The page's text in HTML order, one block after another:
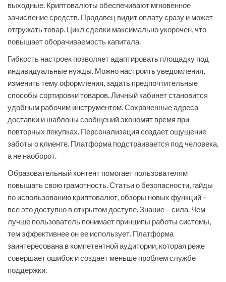
выходные. Криптовалюты обеспечивают мгновенное
зачисление средств. Продавец видит оплату сразу и может
отгружать товар. Цикл сделки максимально укорочен, что
повышает оборачиваемость капитала.
Гибкость настроек позволяет адаптировать площадку под
индивидуальные нужды. Можно настроить уведомления,
изменить тему оформления, задать предпочтительные
способы сортировки товаров. Личный кабинет становится
удобным рабочим инструментом. Сохраненные адреса
доставки и шаблоны сообщений экономят время при
повторных покупках. Персонализация создает ощущение
заботы о клиенте. Платформа подстраивается под человека,
а не наоборот.
Образовательный контент помогает пользователям
повышать свою грамотность. Статьи о безопасности, гайды
по использованию криптовалют, обзоры новых функций –
все это доступно в открытом доступе. Знание – сила. Чем
лучше пользователь понимает принципы работы системы,
тем эффективнее он ее использует. Платформа
заинтересована в компетентной аудитории, которая реже
совершает ошибок и создает меньше проблем службе
поддержки.